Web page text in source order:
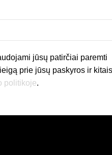
jūsų patirčiai paremti
prie jūsų paskyros ir kitais
politikoje.